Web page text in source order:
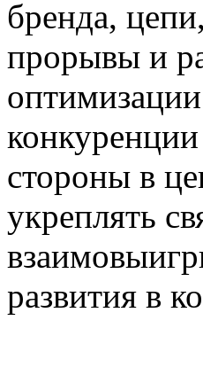
бренда,
прорывы и
стороны в
укреплять
развития в